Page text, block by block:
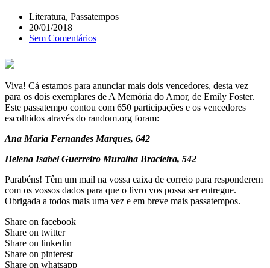
Literatura, Passatempos
20/01/2018
Sem Comentários
Viva! Cá estamos para anunciar mais dois vencedores, desta vez
para os dois exemplares de A Memória do Amor, de Emily Foster.
Este passatempo contou com 650 participações e os vencedores
escolhidos através do random.org foram:
Ana Maria Fernandes Marques, 642
Helena Isabel Guerreiro Muralha Bracieira, 542
Parabéns! Têm um mail na vossa caixa de correio para responderem
com os vossos dados para que o livro vos possa ser entregue.
Obrigada a todos mais uma vez e em breve mais passatempos.
Share on facebook
Share on twitter
Share on linkedin
Share on pinterest
Share on whatsapp